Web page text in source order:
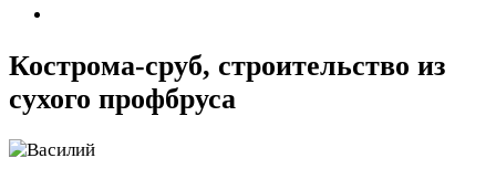
Кострома-сруб, строительство из
сухого профбруса